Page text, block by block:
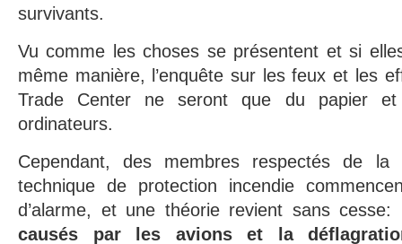
survivants.
Vu comme les choses se présentent et si
même manière, l’enquête sur les feux et les
Trade Center ne seront que du papier et
ordinateurs.
Cependant, des membres respectés de la
technique de protection incendie
d’alarme, et une théorie revient sans cesse:
causés par les avions et la